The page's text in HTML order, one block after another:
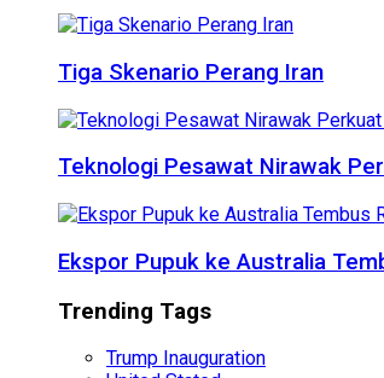
Tiga Skenario Perang Iran
Teknologi Pesawat Nirawak
Ekspor Pupuk ke Australia
Trending Tags
Trump Inauguration